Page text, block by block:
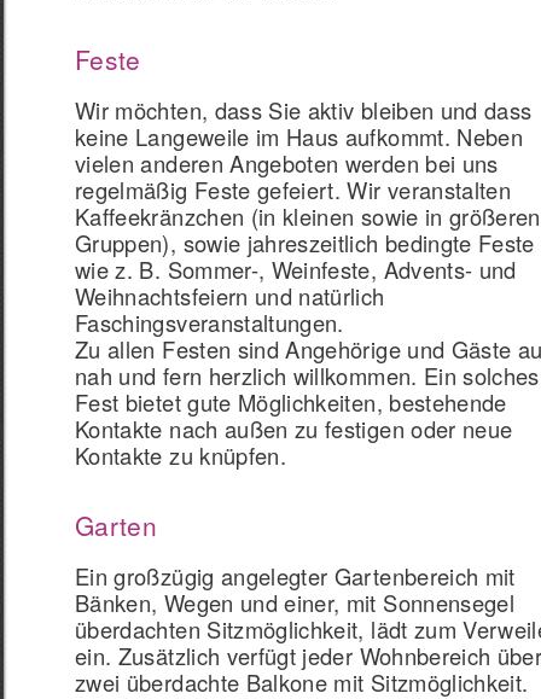
Feste
Wir möchten, dass Sie aktiv bleiben und dass
keine Langeweile im Haus aufkommt. Neben
vielen anderen Angeboten werden bei uns
regelmäßig Feste gefeiert. Wir veranstalten
Kaffeekränzchen (in kleinen sowie in größeren
Gruppen), sowie jahreszeitlich bedingte Feste
wie z. B. Sommer-, Weinfeste, Advents- und
Weihnachtsfeiern und natürlich
Faschingsveranstaltungen.
Zu allen Festen sind Angehörige und Gäste
nah und fern herzlich willkommen. Ein solches
Fest bietet gute Möglichkeiten, bestehende
Kontakte nach außen zu festigen oder neue
Kontakte zu knüpfen.
Garten
Ein großzügig angelegter Gartenbereich mit
Bänken, Wegen und einer, mit Sonnensegel
überdachten Sitzmöglichkeit, lädt zum
ein. Zusätzlich verfügt jeder Wohnbereich
zwei überdachte Balkone mit Sitzmöglichkeit.